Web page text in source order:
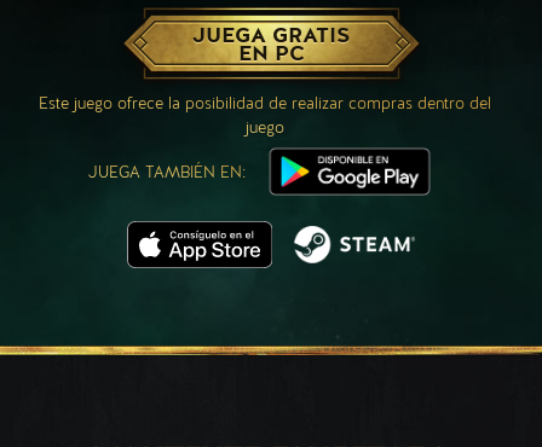
JUEGA GRATIS
EN PC
Este juego ofrece la posibilidad de realizar compras dentro del
juego
JUEGA TAMBIÉN EN: